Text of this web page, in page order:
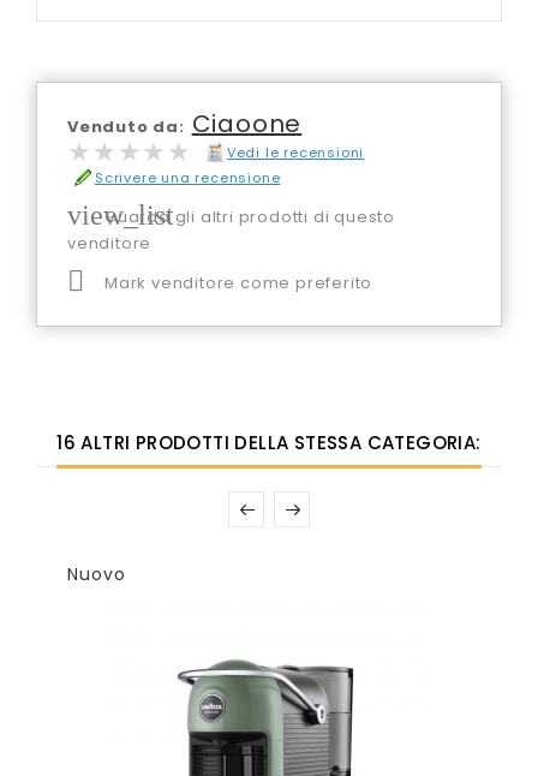
Venduto da: Ciaoone
★★★★★
★★★★★
Vedi le recensioni
Scrivere una recensione
view_list
Guarda gli altri prodotti di questo
venditore
 Mark venditore come preferito
16 ALTRI PRODOTTI DELLA STESSA CATEGORIA:
Nuovo